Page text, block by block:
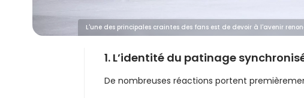
L'une des principales craintes des fans est de devoir à l'avenir
1. L’identité du patinage
De nombreuses réactions portent